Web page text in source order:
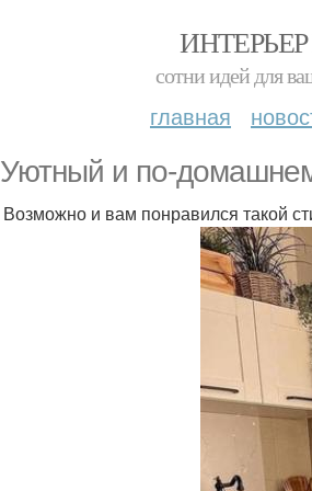
сотни идей для
главная
Уютный и по-
Возможно и вам понравился такой